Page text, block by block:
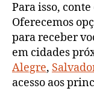
Para isso, conte
Oferecemos
para receber
em cidades
Alegre,
acesso aos